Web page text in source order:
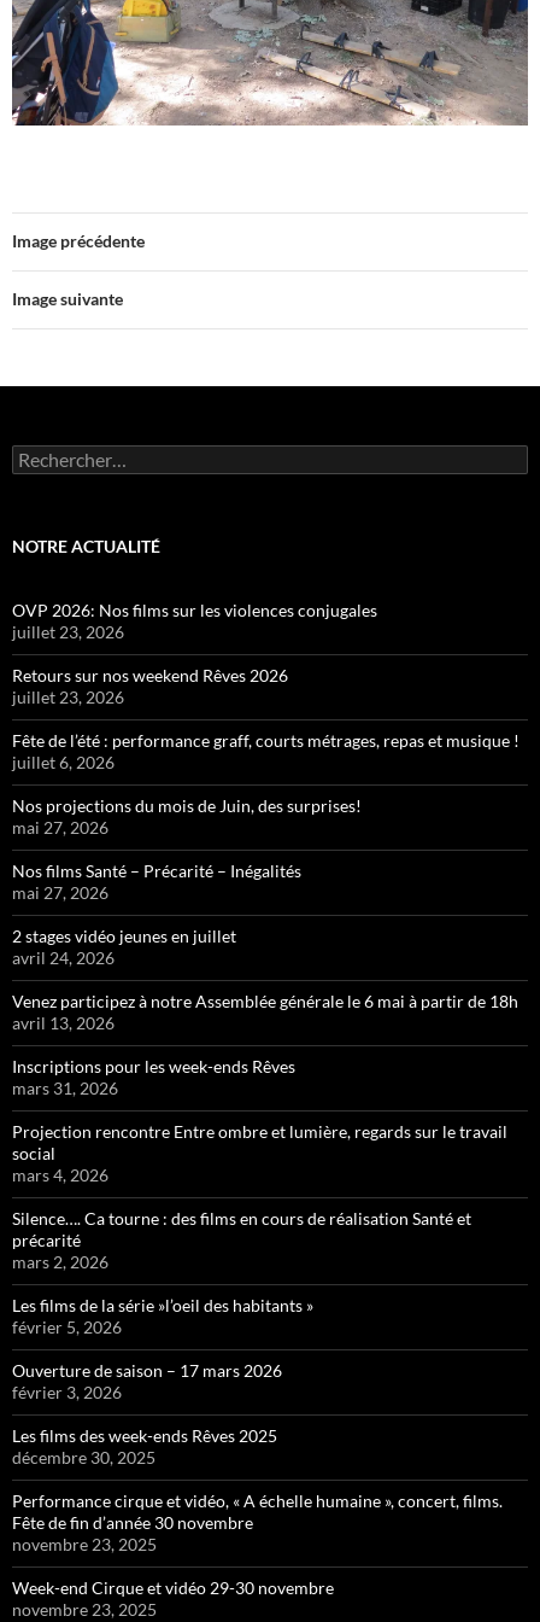
Image précédente
Image suivante
Rechercher :
NOTRE ACTUALITÉ
OVP 2026: Nos films sur les violences conjugales
juillet 23, 2026
Retours sur nos weekend Rêves 2026
juillet 23, 2026
Fête de l’été : performance graff, courts métrages, repas et musique !
juillet 6, 2026
Nos projections du mois de Juin, des surprises!
mai 27, 2026
Nos films Santé – Précarité – Inégalités
mai 27, 2026
2 stages vidéo jeunes en juillet
avril 24, 2026
Venez participez à notre Assemblée générale le 6 mai à partir de 18h
avril 13, 2026
Inscriptions pour les week-ends Rêves
mars 31, 2026
Projection rencontre Entre ombre et lumière, regards sur le travail
social
mars 4, 2026
Silence…. Ca tourne : des films en cours de réalisation Santé et
précarité
mars 2, 2026
Les films de la série »l’oeil des habitants »
février 5, 2026
Ouverture de saison – 17 mars 2026
février 3, 2026
Les films des week-ends Rêves 2025
décembre 30, 2025
Performance cirque et vidéo, « A échelle humaine », concert, films.
Fête de fin d’année 30 novembre
novembre 23, 2025
Week-end Cirque et vidéo 29-30 novembre
novembre 23, 2025